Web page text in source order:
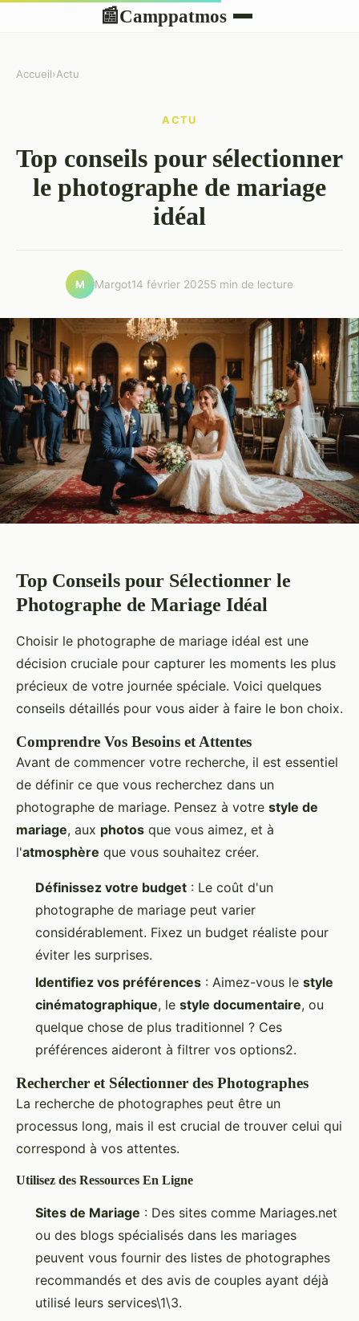
📰Camppatmos
Accueil›Actu
ACTU
Top conseils pour sélectionner
le photographe de mariage
idéal
M Margot14 février 20255 min de lecture
Top Conseils pour Sélectionner le
Photographe de Mariage Idéal
Choisir le photographe de mariage idéal est une
décision cruciale pour capturer les moments les plus
précieux de votre journée spéciale. Voici quelques
conseils détaillés pour vous aider à faire le bon choix.
Comprendre Vos Besoins et Attentes
Avant de commencer votre recherche, il est essentiel
de définir ce que vous recherchez dans un
photographe de mariage. Pensez à votre style de
mariage, aux photos que vous aimez, et à
l'atmosphère que vous souhaitez créer.
Définissez votre budget : Le coût d'un
photographe de mariage peut varier
considérablement. Fixez un budget réaliste pour
éviter les surprises.
Identifiez vos préférences : Aimez-vous le style
cinématographique, le style documentaire, ou
quelque chose de plus traditionnel ? Ces
préférences aideront à filtrer vos options2.
Rechercher et Sélectionner des Photographes
La recherche de photographes peut être un
processus long, mais il est crucial de trouver celui qui
correspond à vos attentes.
Utilisez des Ressources En Ligne
Sites de Mariage : Des sites comme Mariages.net
ou des blogs spécialisés dans les mariages
peuvent vous fournir des listes de photographes
recommandés et des avis de couples ayant déjà
utilisé leurs services\1\3.